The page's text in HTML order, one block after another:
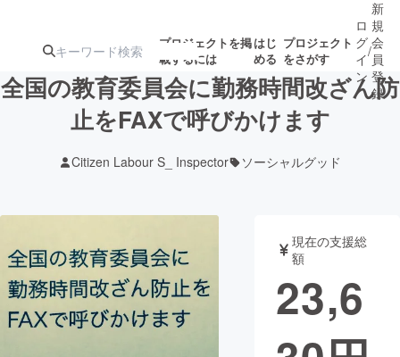
プロジェクトを掲
載するには
はじ
める
プロジェクト
をさがす
ターン
ジェクト
ロジェクト
されます
音楽
テクノロジー・ガジェット ゲーム・
書籍・雑誌
ロ
グ
イ
ン
/
新
規
会
員
登
録
全国の教育委員会に勤務時間改ざん防
止をFAXで呼びかけます
Citizen Labour S_ Inspector ソーシャルグッド
現在の支援総
額
23,6